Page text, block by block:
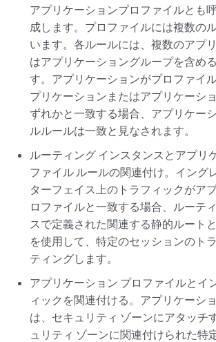
アプリケーションプロファイルとも
成します。プロファイルには複数の
います。各ルールには、複数のアプ
はアプリケーショングループを含め
す。アプリケーションがプロファイ
プリケーションまたはアプリケーシ
ずれかと一致する場合、アプリケー
ルルールは一致と見なされます。
ルーティング インスタンスとアプリ
ファイル ルールの関連付け。イング
ターフェイス上のトラフィックがア
ロファイルと一致する場合、ルーテ
スで定義された関連する静的ルート
を使用して、特定のセッションのト
ティングします。
アプリケーション プロファイルとイ
ィックを関連付ける。アプリケーシ
は、セキュリティ ゾーンにアタッチ
ュリティ ゾーンに関連付けられた特